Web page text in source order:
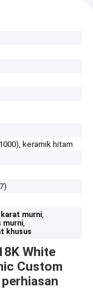
keramik hitam
karat murni,
murni,
khusus
White
Custom